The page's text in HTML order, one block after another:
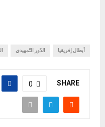
أبطال إفريقيا الدّور التّمهيدي
SHARE
0